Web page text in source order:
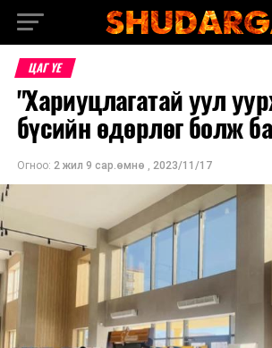
ЦАГ ҮЕ
"Хариуцлагатай уул
бүсийн өдөрлөг болж
Огноо: 2 жил 9 сар.өмнө , 2023/11/17